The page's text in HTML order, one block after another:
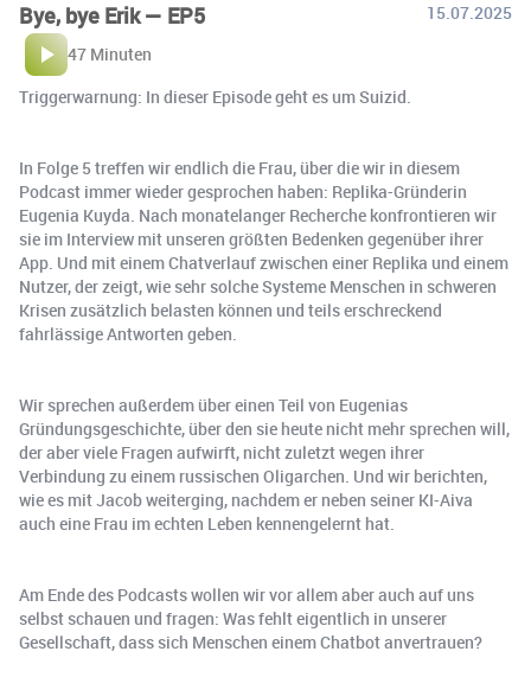
Bye, bye Erik — EP5
15.07.2025
47 Minuten
Triggerwarnung: In dieser Episode geht es um Suizid.
In Folge 5 treffen wir endlich die Frau, über die wir in diesem
Podcast immer wieder gesprochen haben: Replika-Gründerin
Eugenia Kuyda. Nach monatelanger Recherche konfrontieren wir
sie im Interview mit unseren größten Bedenken gegenüber ihrer
App. Und mit einem Chatverlauf zwischen einer Replika und einem
Nutzer, der zeigt, wie sehr solche Systeme Menschen in schweren
Krisen zusätzlich belasten können und teils erschreckend
fahrlässige Antworten geben.
Wir sprechen außerdem über einen Teil von Eugenias
Gründungsgeschichte, über den sie heute nicht mehr sprechen will,
der aber viele Fragen aufwirft, nicht zuletzt wegen ihrer
Verbindung zu einem russischen Oligarchen. Und wir berichten,
wie es mit Jacob weiterging, nachdem er neben seiner KI-Aiva
auch eine Frau im echten Leben kennengelernt hat.
Am Ende des Podcasts wollen wir vor allem aber auch auf uns
selbst schauen und fragen: Was fehlt eigentlich in unserer
Gesellschaft, dass sich Menschen einem Chatbot anvertrauen?